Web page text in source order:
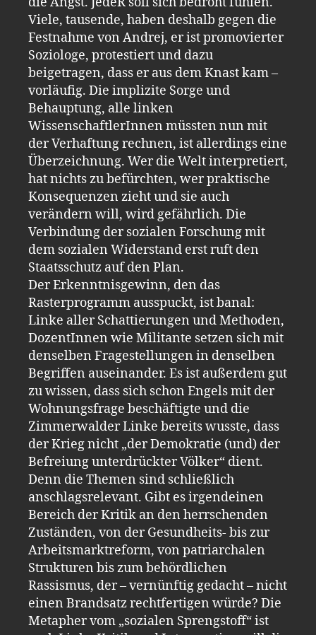
Viele, tausende, haben deshalb gegen die
Festnahme von Andrej, er ist promovierter
Soziologe, protestiert und dazu
beigetragen, dass er aus dem Knast kam –
vorläufig. Die implizite Sorge und
Behauptung, alle linken
WissenschaftlerInnen müssten nun mit
der Verhaftung rechnen, ist allerdings eine
Überzeichnung. Wer die Welt interpretiert,
hat nichts zu befürchten, wer praktische
Konsequenzen zieht und sie auch
verändern will, wird gefährlich. Die
Verbindung der sozialen Forschung mit
dem sozialen Widerstand erst ruft den
Staatsschutz auf den Plan.
Der Erkenntnisgewinn, den das
Rasterprogramm ausspuckt, ist banal:
Linke aller Schattierungen und Methoden,
DozentInnen wie Militante setzen sich mit
denselben Fragestellungen in denselben
Begriffen auseinander. Es ist außerdem gut
zu wissen, dass sich schon Engels mit der
Wohnungsfrage beschäftigte und die
Zimmerwalder Linke bereits wusste, dass
der Krieg nicht „der Demokratie (und) der
Befreiung unterdrückter Völker“ dient.
Denn die Themen sind schließlich
anschlagsrelevant. Gibt es irgendeinen
Bereich der Kritik an den herrschenden
Zuständen, von der Gesundheits- bis zur
Arbeitsmarktreform, von patriarchalen
Strukturen bis zum behördlichen
Rassismus, der – vernünftig gedacht – nicht
einen Brandsatz rechtfertigen würde? Die
Metapher vom „sozialen Sprengstoff“ ist